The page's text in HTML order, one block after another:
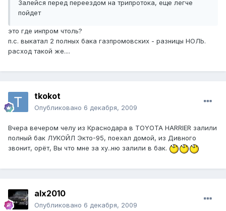
Залейся перед переездом на трипротока, еще легче
пойдет
это где инпром чтоль?
п.с. выкатал 2 полных бака газпромовских - разницы НОЛЬ.
расход такой же....
tkokot
Опубликовано 6 декабря, 2009
Вчера вечером челу из Краснодара в TOYOTA HARRIER залили
полный бак ЛУКОЙЛ Экто-95, поехал домой, из Дивного
звонит, орёт, Вы что мне за ху..ню залили в бак.
alx2010
Опубликовано 6 декабря, 2009